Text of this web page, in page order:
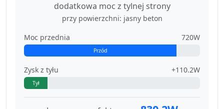
dodatkowa moc z tylnej strony
przy powierzchni: jasny beton
Moc przednia
720W
Przód
Zysk z tyłu +110.2W
Tył